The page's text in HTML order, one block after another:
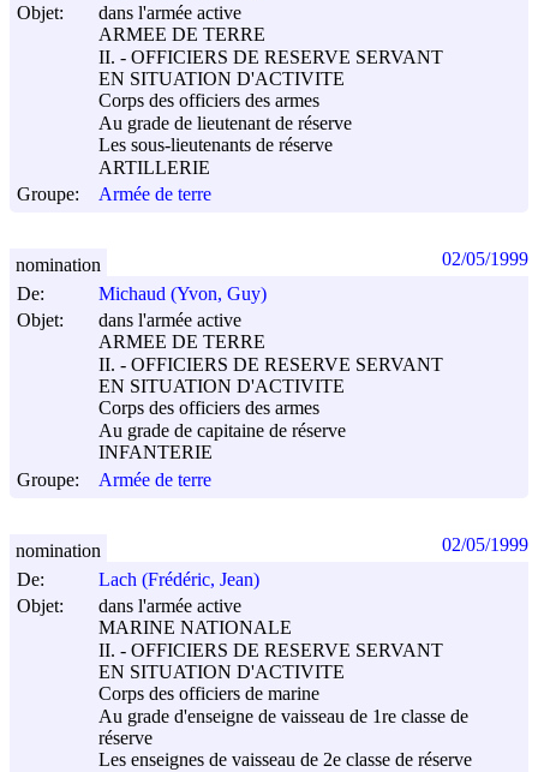
Objet:
dans l'armée active
ARMEE DE TERRE
II. - OFFICIERS DE RESERVE SERVANT
EN SITUATION D'ACTIVITE
Corps des officiers des armes
Au grade de lieutenant de réserve
Les sous-lieutenants de réserve
ARTILLERIE
Groupe:
Armée de terre
De:
Michaud (Yvon, Guy)
Objet:
dans l'armée active
ARMEE DE TERRE
II. - OFFICIERS DE RESERVE SERVANT
EN SITUATION D'ACTIVITE
Corps des officiers des armes
Au grade de capitaine de réserve
INFANTERIE
Groupe:
Armée de terre
nomination 02/05/1999
De:
Lach (Frédéric, Jean)
Objet:
dans l'armée active
MARINE NATIONALE
II. - OFFICIERS DE RESERVE SERVANT
EN SITUATION D'ACTIVITE
Corps des officiers de marine
Au grade d'enseigne de vaisseau de 1re classe de
réserve
Les enseignes de vaisseau de 2e classe de réserve
nomination 02/05/1999